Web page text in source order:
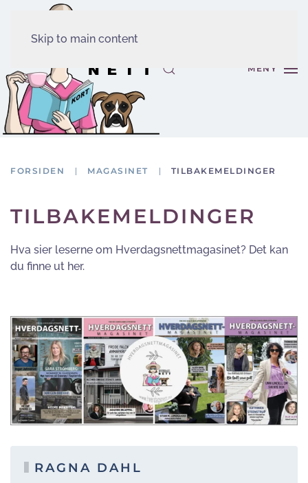
Skip to main content
MENY
FORSIDEN MAGASINET TILBAKEMELDINGER
TILBAKEMELDINGER
Hva sier leserne om Hverdagsnettmagasinet? Det kan
du finne ut her.
RAGNA DAHL